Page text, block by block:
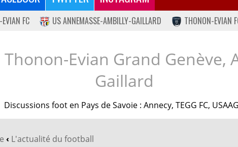
FC US ANNEMASSE-AMBILLY-GAILLARD THONON-EVIAN
Thonon-Evian Grand Genève,
Gaillard
Discussions foot en Pays de Savoie : Annecy, TEGG FC,
‹ L'actualité du football